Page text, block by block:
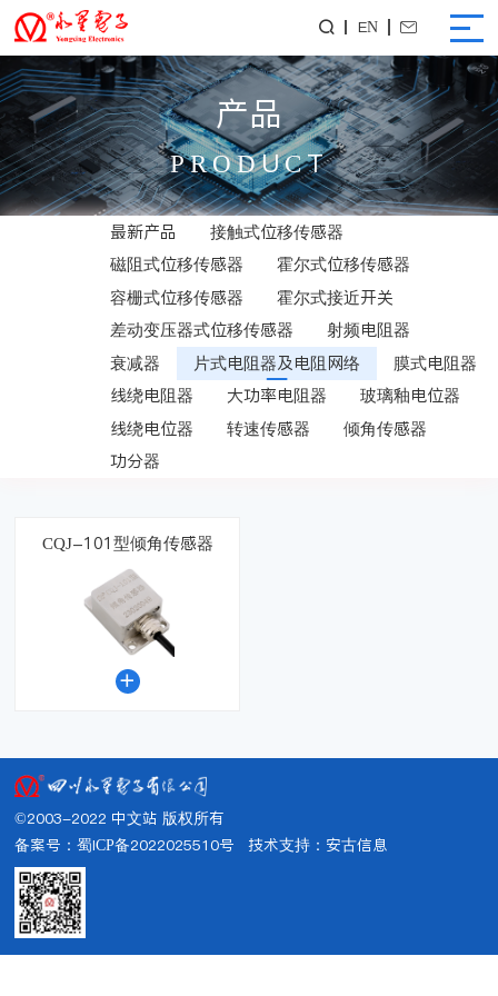
 EN 
产品
PRODUCT
最新产品
接触式位移传感器
磁阻式位移传感器
霍尔式位移传感器
容栅式位移传感器
霍尔式接近开关
差动变压器式位移传感器
射频电阻器
衰减器
片式电阻器及电阻网络
膜式电阻器
线绕电阻器
大功率电阻器
玻璃釉电位器
线绕电位器
转速传感器
倾角传感器
功分器
CQJ-101型倾角传感器

©2003-2022 中文站 版权所有
备案号：蜀ICP备2022025510号 技术支持： 安古信息